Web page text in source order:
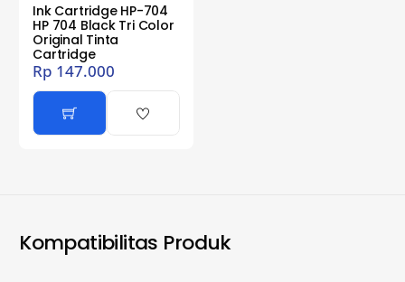
Ink Cartridge HP-704
HP 704 Black Tri Color
Original Tinta
Cartridge
Rp 147.000
Kompatibilitas Produk